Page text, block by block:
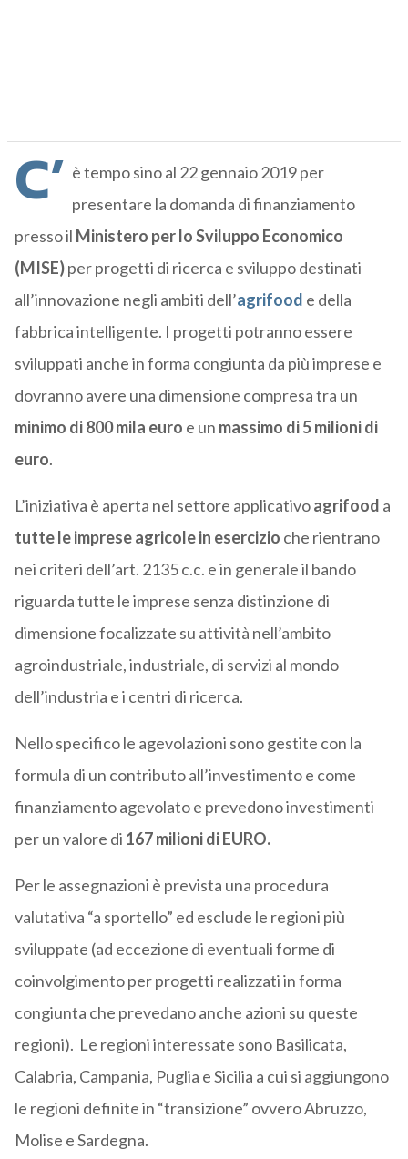
C’ è tempo sino al 22 gennaio 2019 per
presentare la domanda di finanziamento
presso il Ministero per lo Sviluppo Economico
(MISE)per progetti di ricerca e sviluppo destinati
all’innovazione negli ambiti dell’agrifood e della
fabbrica intelligente. I progetti potranno essere
sviluppati anche in forma congiunta da più imprese e
dovranno avere una dimensione compresa tra un
minimo di 800 mila euro e un massimo di 5 milioni di
euro.
L’iniziativa è aperta nel settore applicativoagrifood a
tutte le imprese agricole in esercizio che rientrano
nei criteri dell’art. 2135 c.c. e in generale il bando
riguarda tutte le imprese senza distinzione di
dimensione focalizzate su attività nell’ambito
agroindustriale, industriale, di servizi al mondo
dell’industria e i centri di ricerca.
Nello specifico le agevolazioni sono gestite con la
formula di un contributo all’investimento e come
finanziamento agevolato e prevedono investimenti
per un valore di 167 milioni di EURO.
Per le assegnazioni è prevista una procedura
valutativa “a sportello” ed esclude le regioni più
sviluppate (ad eccezione di eventuali forme di
coinvolgimento per progetti realizzati in forma
congiunta che prevedano anche azioni su queste
regioni). Le regioni interessate sono Basilicata,
Calabria, Campania, Puglia e Sicilia a cui si aggiungono
le regioni definite in “transizione” ovvero Abruzzo,
Molise e Sardegna.